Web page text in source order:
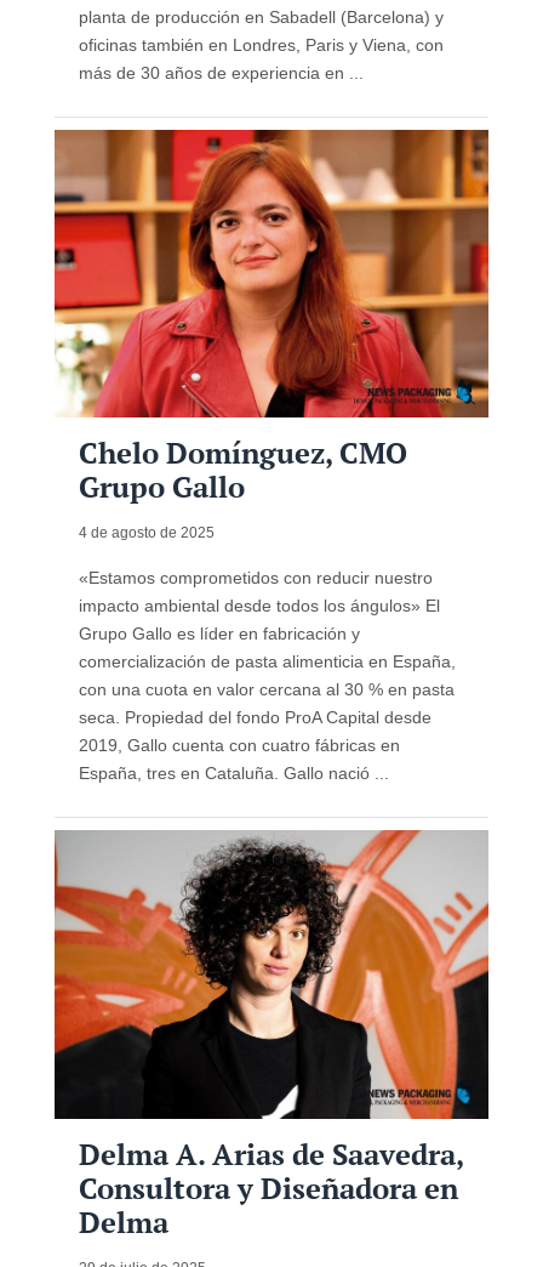
planta de producción en Sabadell (Barcelona) y
oficinas también en Londres, Paris y Viena, con
más de 30 años de experiencia en ...
Chelo Domínguez, CMO
Grupo Gallo
4 de agosto de 2025
«Estamos comprometidos con reducir nuestro
impacto ambiental desde todos los ángulos» El
Grupo Gallo es líder en fabricación y
comercialización de pasta alimenticia en España,
con una cuota en valor cercana al 30 % en pasta
seca. Propiedad del fondo ProA Capital desde
2019, Gallo cuenta con cuatro fábricas en
España, tres en Cataluña. Gallo nació ...
Delma A. Arias de Saavedra,
Consultora y Diseñadora en
Delma